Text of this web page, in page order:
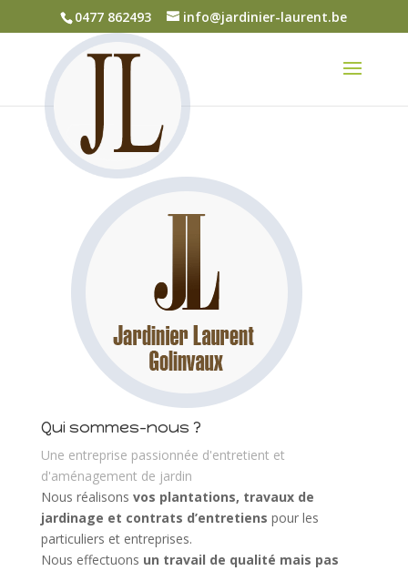
0477 862493 info@jardinier-laurent.be
Qui sommes-nous ?
Une entreprise passionnée d'entretient et
d'aménagement de jardin
Nous réalisons vos plantations, travaux de
jardinage et contrats d’entretiens pour les
particuliers et entreprises.
Nous effectuons un travail de qualité mais pas